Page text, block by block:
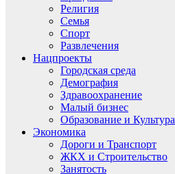
Религия
Семья
Спорт
Развлечения
Нацпроекты
Городская среда
Демография
Здравоохранение
Малый бизнес
Образование и Культура
Экономика
Дороги и Транспорт
ЖКХ и Строительство
Занятость